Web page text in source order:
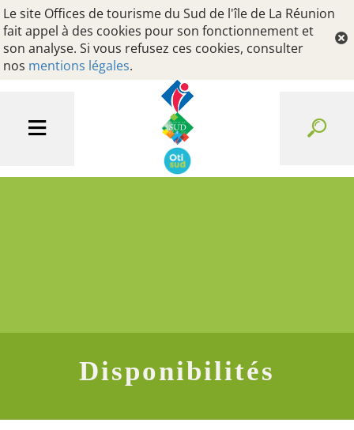
Le site Offices de tourisme du Sud de l'île de La Réunion
fait appel à des cookies pour son fonctionnement et
son analyse. Si vous refusez ces cookies, consulter
nos mentions légales.
Disponibilités